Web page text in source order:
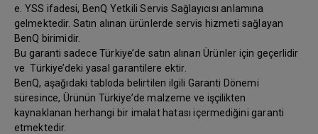
e. YSS ifadesi, BenQ Yetkili Servis Sağlayıcısı anlamına
gelmektedir. Satın alınan ürünlerde servis hizmeti sağlayan
BenQ birimidir.
Bu garanti sadece Türkiye’de satın alınan Ürünler için geçerlidir
ve Türkiye’deki yasal garantilere ektir.
BenQ, aşağıdaki tabloda belirtilen ilgili Garanti Dönemi
süresince, Ürünün Türkiye’de malzeme ve işçilikten
kaynaklanan herhangi bir imalat hatası içermediğini garanti
etmektedir.